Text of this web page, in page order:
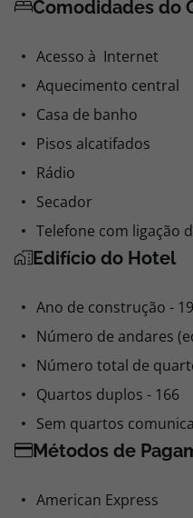
Comodidades do
Acesso à Internet
Aquecimento central
Casa de banho
Pisos alcatifados
Rádio
Secador
Telefone com ligação
Edifício do Hotel
Ano de construção -
Número de andares
Número total de
Quartos duplos - 166
Sem quartos
Métodos de
American Express